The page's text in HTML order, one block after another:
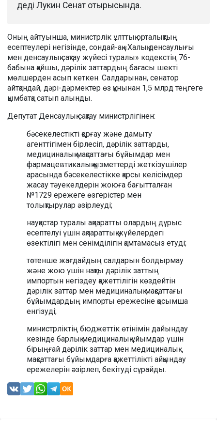
деді Лукин Сенат отырысында.
Оның айтуынша, министрлік ұлттық орталықтың
есептеулері негізінде, сондай-ақ «Халық денсаулығы
мен денсаулық сақтау жүйесі туралы» кодекстің 76-
бабына қайшы, дәрілік заттардың бағасы шекті
мөлшерден асып кеткен. Салдарынан, сенатор
айтқандай, дәрі-дәрмектер өз құнынан 1,5 млрд теңгеге
қымбатқа сатып алынды.
Депутат Денсаулық сақтау министрлігінен:
бәсекелестікті қорғау және дамыту
агенттігімен бірлесіп, дәрілік заттарды,
медициналық мақсаттағы бұйымдар мен
фармацевтикалық қызметтерді жеткізушілер
арасында бәсекелестікке қарсы келісімдер
жасау тәуекелдерін жоюға бағытталған
№1729 ережеге өзгерістер мен
толықтырулар әзірлеуді;
науқастар туралы ақпаратты олардың дұрыс
есептелуі үшін ақпараттық жүйелердегі
өзектілігі мен сенімділігін қамтамасыз етуді;
төтенше жағдайдың салдарын болдырмау
және жою үшін нақты дәрілік заттың
импортын негіздеу қажеттілігін көздейтін
дәрілік заттар мен медициналық мақсаттағы
бұйымдардың импорты ережесіне қосымша
енгізуді;
министрліктің бюджеттік өтінімін дайындау
кезінде барлық медициналық ұйымдар үшін
бірыңғай дәрілік заттар мен медициналық
мақсаттағы бұйымдарға қажеттілікті айқындау
ережелерін әзірлеп, бекітуді сұрайды.